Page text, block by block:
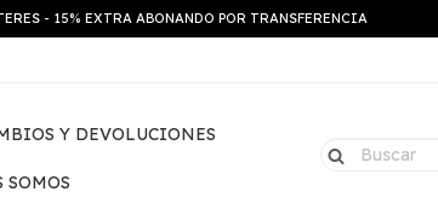
- 15% EXTRA ABONANDO POR TRANSFERENCIA
Y DEVOLUCIONES
SOMOS